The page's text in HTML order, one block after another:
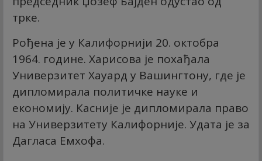
трке.
Рођена је у Калифорнији 20. октобра
1964. године. Харисова је похађала
Универзитет Хауард у Вашингтону, где је
дипломирала политичке науке и
економију. Касније је дипломирала право
на Универзитету Калифорније. Удата је за
Дагласа Емхофа.